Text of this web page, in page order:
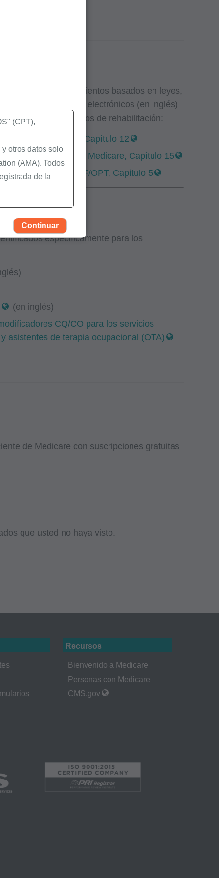
políticas y procedimientos basados en leyes,
siguientes manuales electrónicos (en inglés)
de servicios de rehabilitación:
de Medicare, Capítulo 12
Reclamaciones de Medicare, Capítulo 15
B y servicios CORF/OPT, Capítulo 5
específicamente para los
(en inglés)
CQ/CO para los servicios
asistentes de terapia ocupacional (OTA)
de Medicare con suscripciones gratuitas
que usted no haya visto.
Recursos
Bienvenido a Medicare
Personas con Medicare
CMS.gov
(CPT),
otros datos solo
(AMA). Todos
de la
conocido
Financing
sus
en este
haciendo
que no esté
aquí debe
Chicago, IL
de la AMA.
o relacionadas
autor. Cualquier
finales no
CPT. CMS NO
OMISIÓN
ESTA PÁGINA.
o
Continuar